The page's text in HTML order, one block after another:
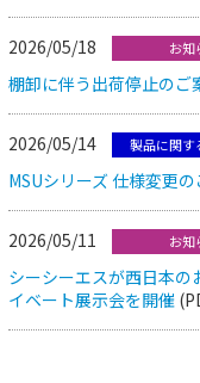
2026/05/18 お知
棚卸に伴う出荷停止のご
2026/05/14 製品に関す
MSUシリーズ 仕様変更
2026/05/11 お知
シーシーエスが西日本の
イベート展示会を開催